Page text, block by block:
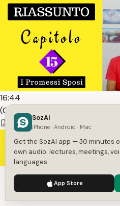
16:44
(Capitolo 15) Promessi Sposi:
1,598
1 Italian
We use cookies to enhance your
SozAI
iPhone · Android · Mac
Get the SozAI app — 30 minutes
own audio: lectures, meetings,
languages.
App Store